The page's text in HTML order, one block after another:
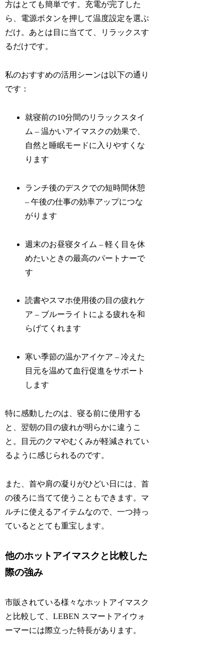
方はとても簡単です。充電が完了した
ら、電源ボタンを押して温度設定を選ぶ
だけ。あとは目に当てて、リラックスす
るだけです。
私のおすすめの活用シーンは以下の通り
です：
就寝前の10分間のリラックスタイ
ム – 温かいアイマスクの効果で、
自然と睡眠モードに入りやすくな
ります
ランチ後のデスクでの短時間休憩
– 午後の仕事の効率アップにつな
がります
週末のお昼寝タイム – 軽く目を休
めたいときの最高のパートナーで
す
読書やスマホ使用後の目の疲れケ
ア – ブルーライトによる疲れを和
らげてくれます
寒い季節の温かアイケア – 冷えた
目元を温めて血行促進をサポート
します
特に感動したのは、寝る前に使用する
と、翌朝の目の疲れが明らかに違うこ
と。目元のクマやむくみが軽減されてい
るように感じられるのです。
また、首や肩の凝りがひどい日には、首
の後ろに当てて使うこともできます。マ
ルチに使えるアイテムなので、一つ持っ
ているととても重宝します。
他のホットアイマスクと比較した
際の強み
市販されている様々なホットアイマスク
と比較して、LEBEN スマートアイウォ
ーマーには際立った特長があります。